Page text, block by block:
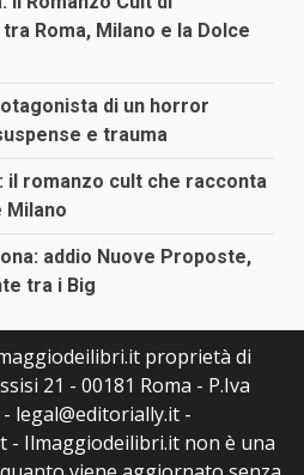
Roma, Milano e la Dolce
di un horror
e trauma
il romanzo cult che racconta
Milano
addio Nuove Proposte,
tra i Big
proprietà di
21 - 00181 Roma - P.Iva
- legal@editorially.it -
- Ilmaggiodeilibri.it non è una